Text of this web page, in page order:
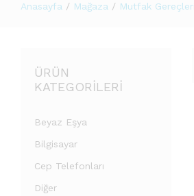
Anasayfa / Mağaza / Mutfak Gereçleri
ÜRÜN
KATEGORILERI
Beyaz Eşya
Bilgisayar
Cep Telefonları
Diğer